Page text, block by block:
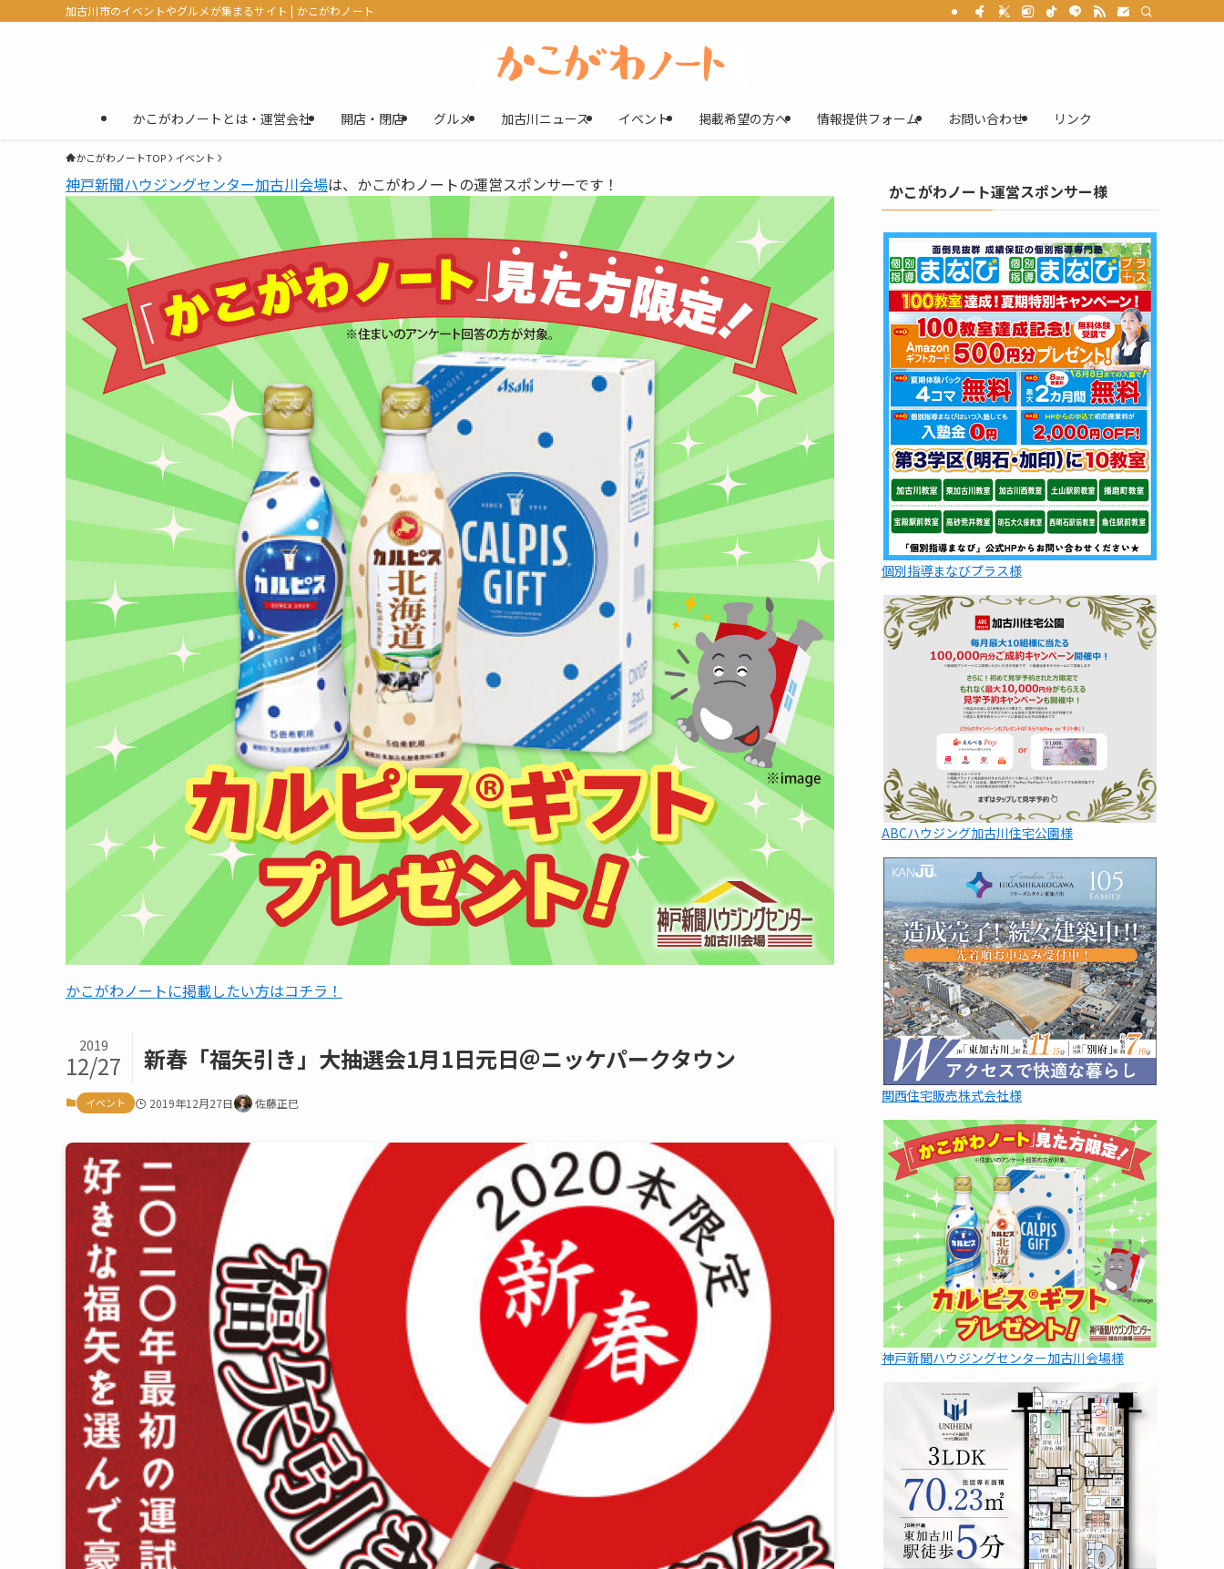
加古川市のイベントやグルメが集まるサイト | かこがわノート
かこがわノートとは・運営会社 開店・閉店 グルメ 加古川ニュース イベント 掲載希望の方へ 情報提供フォーム お問い合わせ リンク
かこがわノートTOP イベント
神戸新聞ハウジングセンター加古川会場は、かこがわノートの運営スポンサーです！
かこがわノートに掲載したい方はコチラ！
新春「福矢引き」大抽選会1月1日元日＠ニッケパークタウン
2019
12/27
イベント 2019年12月27日 佐藤正巳
かこがわノート運営スポンサー様
個別指導まなびプラス様
ABCハウジング加古川住宅公園様
関西住宅販売株式会社様
神戸新聞ハウジングセンター加古川会場様